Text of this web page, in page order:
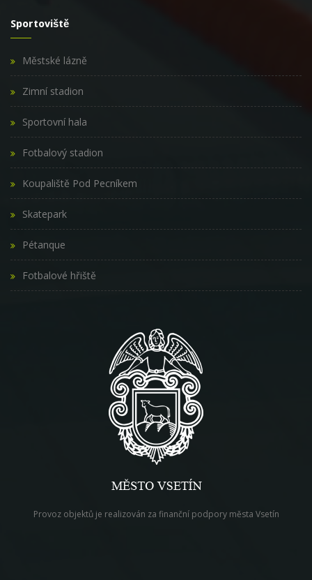
Sportoviště
Městské lázně
Zimní stadion
Sportovní hala
Fotbalový stadion
Koupaliště Pod Pecníkem
Skatepark
Pétanque
Fotbalové hřiště
Provoz objektů je realizován za finanční podpory města Vsetín